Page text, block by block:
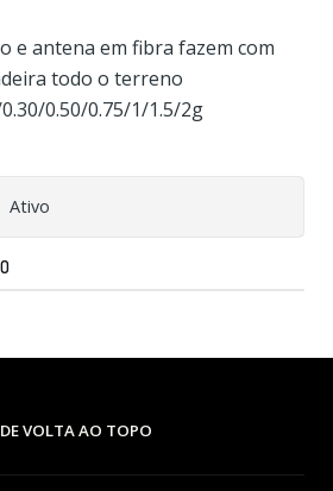
e antena em fibra fazem com
todo o terreno
0.50/0.75/1/1.5/2g
Ativo
DE VOLTA AO TOPO